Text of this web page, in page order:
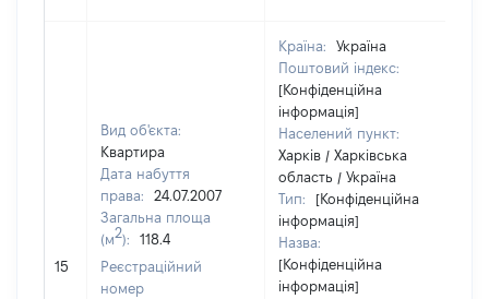
15
Вид об'єкта:
Квартира
Дата набуття
права:
24.07.2007
Загальна площа
(м2):
118.4
Реєстраційний
номер
Країна:
Україна
Поштовий індекс:
[Конфіденційна
інформація]
Населений пункт:
Харків / Харківська
область / Україна
Тип:
[Конфіденційна
інформація]
Назва:
[Конфіденційна
інформація]